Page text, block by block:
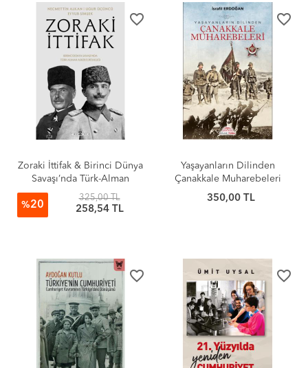
favorite_border
Zoraki İttifak & Birinci Dünya
Savaşı’nda Türk-Alman
Askeri Ortaklığı
%20
325,00 TL
258,54 TL
favorite_border
Yaşayanların Dilinden
Çanakkale Muharebeleri
350,00 TL
favorite_border favorite_border